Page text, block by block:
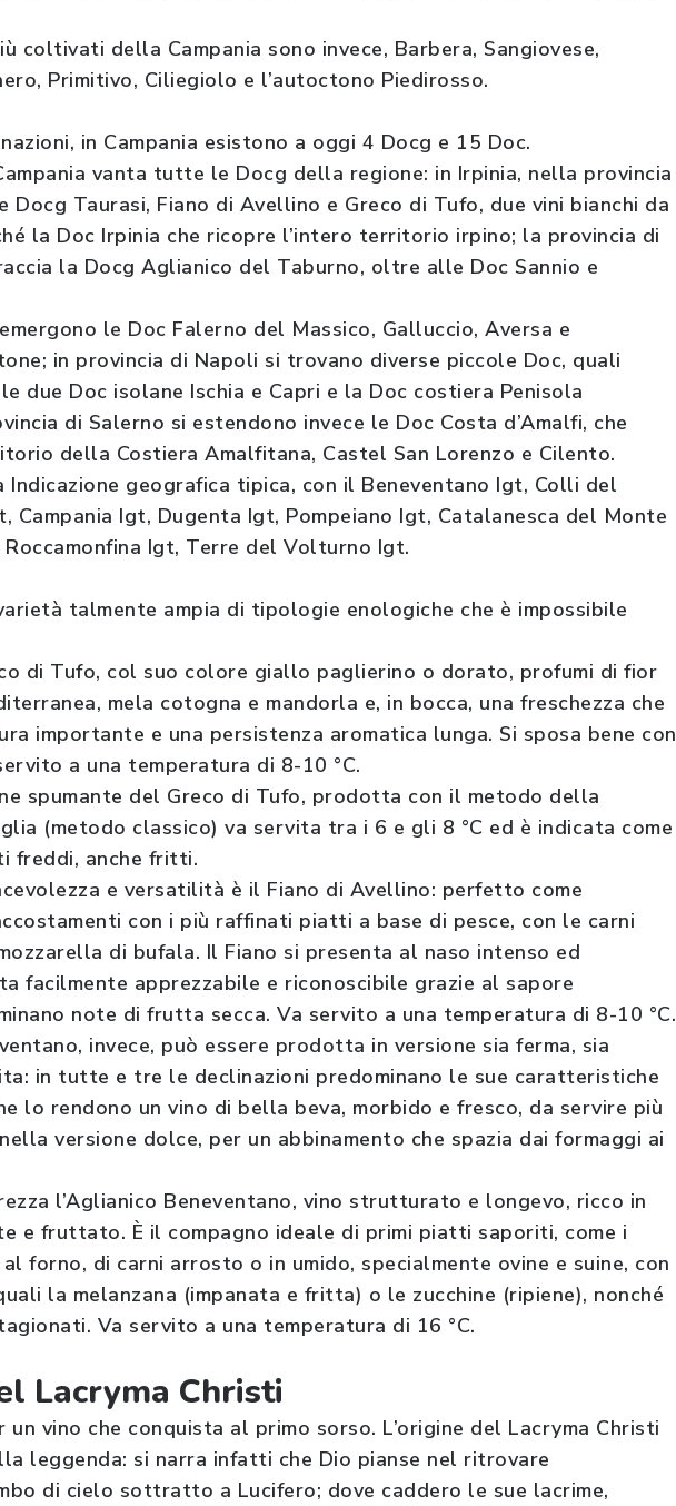
coltivati della Campania sono invece, Barbera, Sangiovese,
Primitivo, Ciliegiolo e l’autoctono Piedirosso.
in Campania esistono a oggi 4 Docg e 15 Doc.
vanta tutte le Docg della regione: in Irpinia, nella provincia
Taurasi, Fiano di Avellino e Greco di Tufo, due vini bianchi da
la Doc Irpinia che ricopre l’intero territorio irpino; la provincia di
la Docg Aglianico del Taburno, oltre alle Doc Sannio e
le Doc Falerno del Massico, Galluccio, Aversa e
in provincia di Napoli si trovano diverse piccole Doc, quali
due Doc isolane Ischia e Capri e la Doc costiera Penisola
di Salerno si estendono invece le Doc Costa d’Amalfi, che
della Costiera Amalfitana, Castel San Lorenzo e Cilento.
Indicazione geografica tipica, con il Beneventano Igt, Colli del
Campania Igt, Dugenta Igt, Pompeiano Igt, Catalanesca del Monte
Roccamonfina Igt, Terre del Volturno Igt.
talmente ampia di tipologie enologiche che è impossibile
di Tufo, col suo colore giallo paglierino o dorato, profumi di fior
mela cotogna e mandorla e, in bocca, una freschezza che
importante e una persistenza aromatica lunga. Si sposa bene con
a una temperatura di 8-10 °C.
spumante del Greco di Tufo, prodotta con il metodo della
(metodo classico) va servita tra i 6 e gli 8 °C ed è indicata come
freddi, anche fritti.
e versatilità è il Fiano di Avellino: perfetto come
con i più raffinati piatti a base di pesce, con le carni
di bufala. Il Fiano si presenta al naso intenso ed
facilmente apprezzabile e riconoscibile grazie al sapore
note di frutta secca. Va servito a una temperatura di 8-10 °C.
invece, può essere prodotta in versione sia ferma, sia
in tutte e tre le declinazioni predominano le sue caratteristiche
lo rendono un vino di bella beva, morbido e fresco, da servire più
versione dolce, per un abbinamento che spazia dai formaggi ai
l’Aglianico Beneventano, vino strutturato e longevo, ricco in
e fruttato. È il compagno ideale di primi piatti saporiti, come i
forno, di carni arrosto o in umido, specialmente ovine e suine, con
la melanzana (impanata e fritta) o le zucchine (ripiene), nonché
Va servito a una temperatura di 16 °C.
Lacryma Christi
un vino che conquista al primo sorso. L’origine del Lacryma Christi
leggenda: si narra infatti che Dio pianse nel ritrovare
di cielo sottratto a Lucifero; dove caddero le sue lacrime,